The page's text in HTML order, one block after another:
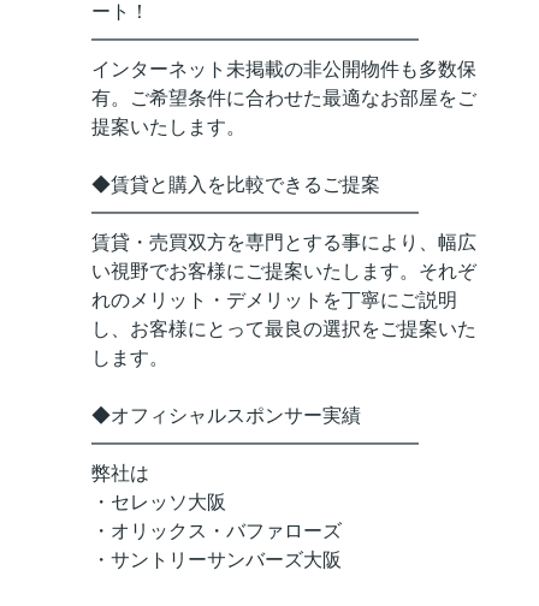
ート！
━━━━━━━━━━━━━━━━━
インターネット未掲載の非公開物件も多数保
有。ご希望条件に合わせた最適なお部屋をご
提案いたします。
◆賃貸と購入を比較できるご提案
━━━━━━━━━━━━━━━━━
賃貸・売買双方を専門とする事により、幅広
い視野でお客様にご提案いたします。それぞ
れのメリット・デメリットを丁寧にご説明
し、お客様にとって最良の選択をご提案いた
します。
◆オフィシャルスポンサー実績
━━━━━━━━━━━━━━━━━
弊社は
・セレッソ大阪
・オリックス・バファローズ
・サントリーサンバーズ大阪